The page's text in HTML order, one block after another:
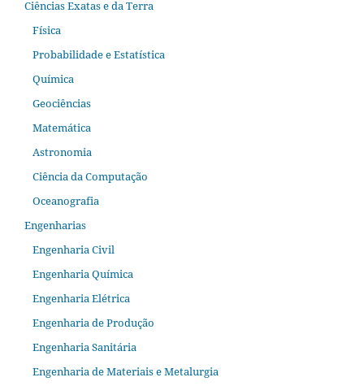
Ciências Exatas e da Terra
Física
Probabilidade e Estatística
Química
Geociências
Matemática
Astronomia
Ciência da Computação
Oceanografia
Engenharias
Engenharia Civil
Engenharia Química
Engenharia Elétrica
Engenharia de Produção
Engenharia Sanitária
Engenharia de Materiais e Metalurgia